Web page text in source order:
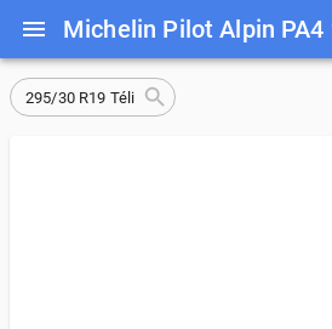
295/30 R19 Téli